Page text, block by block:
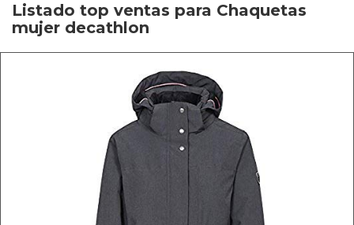
Listado top ventas para Chaquetas
mujer decathlon